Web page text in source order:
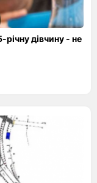
річну дівчину - не